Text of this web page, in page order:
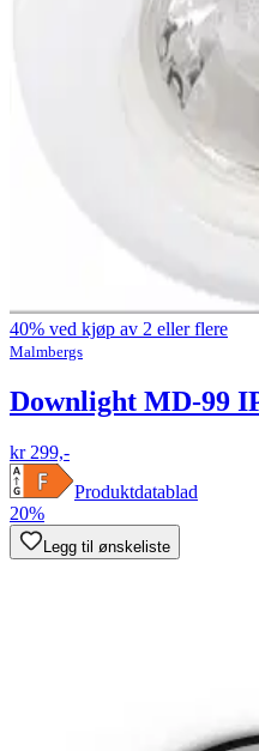
40% ved kjøp av 2 eller flere
Malmbergs
Downlight MD-99
kr 299,-
Produktdatablad
20%
Legg til ønskeliste